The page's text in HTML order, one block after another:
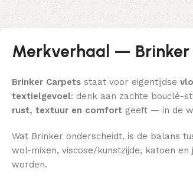
Merkverhaal — Brinker
Brinker Carpets staat voor eigentijdse
textielgevoel: denk aan zachte bouclé-
rust, textuur en comfort geeft — in de
Wat Brinker onderscheidt, is de balans
wol-mixen, viscose/kunstzijde, katoen en
worden.